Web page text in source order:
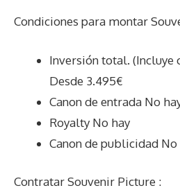
Condiciones para montar
Inversión total. (Incluye
Desde 3.495€
Canon de entrada No
Royalty No hay
Canon de publicidad No
Contratar Souvenir Picture :